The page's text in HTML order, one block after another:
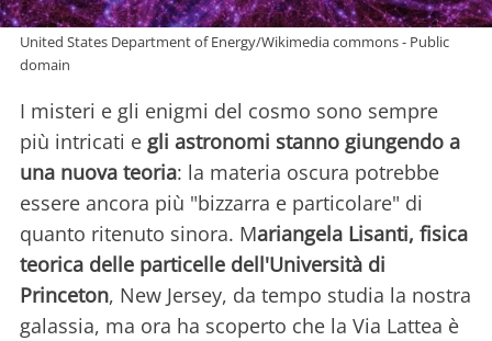
United States Department of Energy/Wikimedia commons - Public
domain
I misteri e gli enigmi del cosmo sono sempre
più intricati e gli astronomi stanno giungendo a
una nuova teoria: la materia oscura potrebbe
essere ancora più "bizzarra e particolare" di
quanto ritenuto sinora. Mariangela Lisanti, fisica
teorica delle particelle dell'Università di
Princeton, New Jersey, da tempo studia la nostra
galassia, ma ora ha scoperto che la Via Lattea è